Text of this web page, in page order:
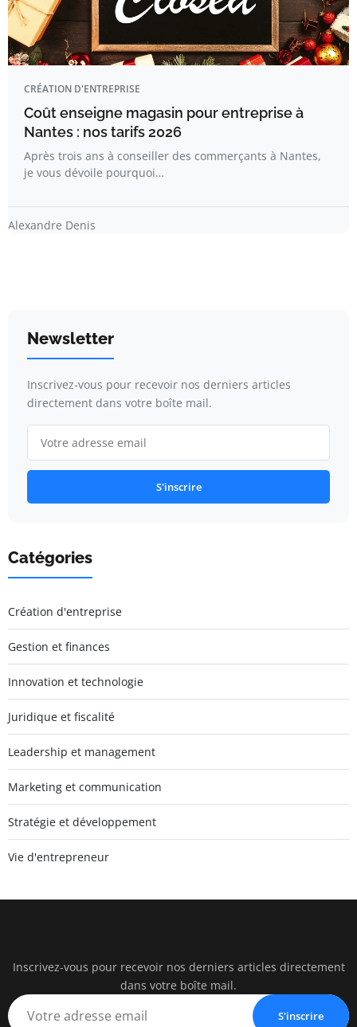
CRÉATION D'ENTREPRISE
Coût enseigne magasin pour entreprise à
Nantes : nos tarifs 2026
Après trois ans à conseiller des commerçants à Nantes,
je vous dévoile pourquoi…
Alexandre Denis
Newsletter
Inscrivez-vous pour recevoir nos derniers articles
directement dans votre boîte mail.
S'inscrire
Catégories
Création d'entreprise
Gestion et finances
Innovation et technologie
Juridique et fiscalité
Leadership et management
Marketing et communication
Stratégie et développement
Vie d'entrepreneur
Business
Inscrivez-vous pour recevoir nos derniers articles directement
dans votre boîte mail.
S'inscrire